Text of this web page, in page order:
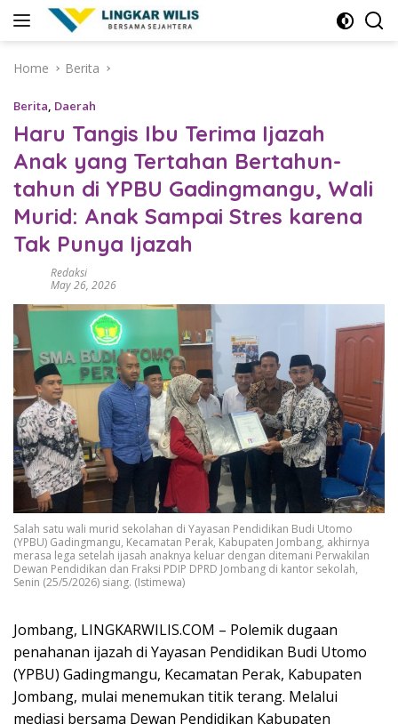
Home
Berita
Berita, Daerah
Haru Tangis Ibu Terima Ijazah
Anak yang Tertahan Bertahun-
tahun di YPBU Gadingmangu, Wali
Murid: Anak Sampai Stres karena
Tak Punya Ijazah
Redaksi
May 26, 2026
Salah satu wali murid sekolahan di Yayasan Pendidikan Budi Utomo
(YPBU) Gadingmangu, Kecamatan Perak, Kabupaten Jombang, akhirnya
merasa lega setelah ijasah anaknya keluar dengan ditemani Perwakilan
Dewan Pendidikan dan Fraksi PDIP DPRD Jombang di kantor sekolah,
Senin (25/5/2026) siang. (Istimewa)
Jombang, LINGKARWILIS.COM – Polemik dugaan
penahanan ijazah di Yayasan Pendidikan Budi Utomo
(YPBU) Gadingmangu, Kecamatan Perak, Kabupaten
Jombang, mulai menemukan titik terang. Melalui
mediasi bersama Dewan Pendidikan Kabupaten